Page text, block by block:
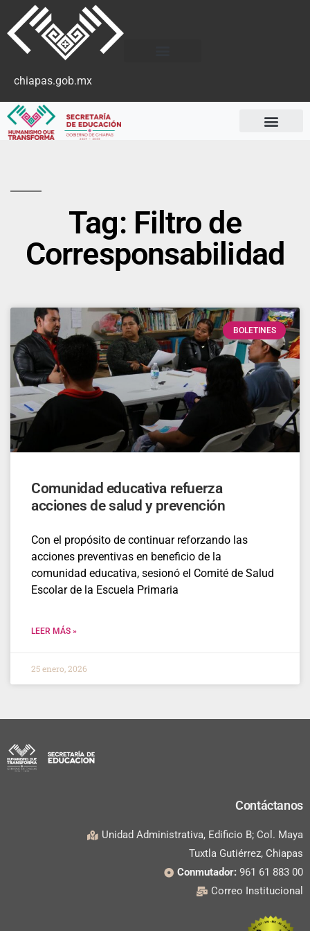
chiapas.gob.mx
Tag: Filtro de
Corresponsabilidad
BOLETINES
Comunidad educativa refuerza
acciones de salud y prevención
Con el propósito de continuar reforzando las
acciones preventivas en beneficio de la
comunidad educativa, sesionó el Comité de Salud
Escolar de la Escuela Primaria
LEER MÁS »
25 enero, 2026
Contáctanos
Unidad Administrativa, Edificio B; Col. Maya
Tuxtla Gutiérrez, Chiapas
Conmutador: 961 61 883 00
Correo Institucional